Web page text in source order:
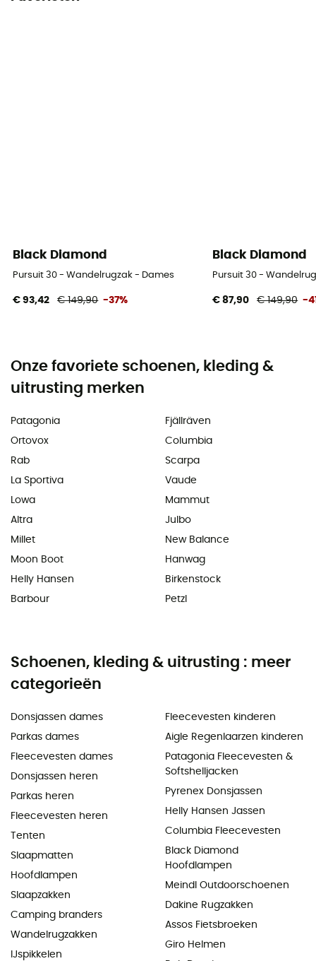
Black Diamond
Pursuit 30 - Wandelrugzak - Dames
€ 93,42 € 149,90 -37%
Black Diamond
Pursuit 30 -
€ 87,90 € 149,90 -
Onze favoriete schoenen, kleding &
uitrusting merken
Patagonia
Ortovox
Rab
La Sportiva
Lowa
Altra
Millet
Moon Boot
Helly Hansen
Barbour
Fjällräven
Columbia
Scarpa
Vaude
Mammut
Julbo
New Balance
Hanwag
Birkenstock
Petzl
Schoenen, kleding & uitrusting : meer
categorieën
Donsjassen dames
Parkas dames
Fleecevesten dames
Donsjassen heren
Parkas heren
Fleecevesten heren
Tenten
Slaapmatten
Hoofdlampen
Slaapzakken
Camping branders
Wandelrugzakken
IJspikkelen
Fleecevesten kinderen
Aigle Regenlaarzen kinderen
Patagonia Fleecevesten &
Softshelljacken
Pyrenex Donsjassen
Helly Hansen Jassen
Columbia Fleecevesten
Black Diamond
Hoofdlampen
Meindl Outdoorschoenen
Dakine Rugzakken
Assos Fietsbroeken
Giro Helmen